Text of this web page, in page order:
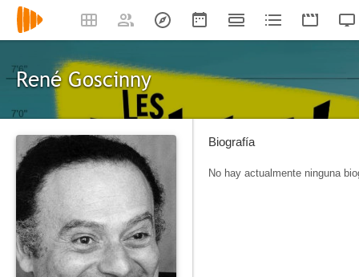
René Goscinny
Biografía
No hay actualmente ninguna